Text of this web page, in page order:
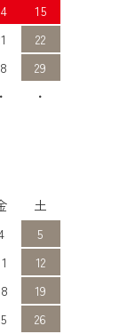
15
22
29
・ ・
土
5
12
19
26